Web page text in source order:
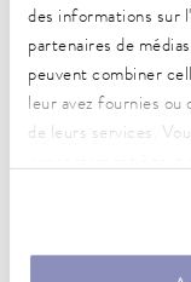
des informations sur
partenaires de
peuvent combiner
leur avez fournies
de leurs services.
Plage de
5 ... 40 °C
Constance de la